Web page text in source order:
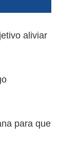
aliviar
para que